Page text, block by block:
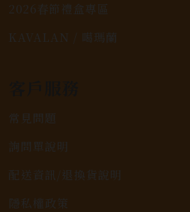
2026春節禮盒專區
KAVALAN / 噶瑪蘭
常見問題
詢問單說明
配送資訊/退換貨說明
隱私權政策